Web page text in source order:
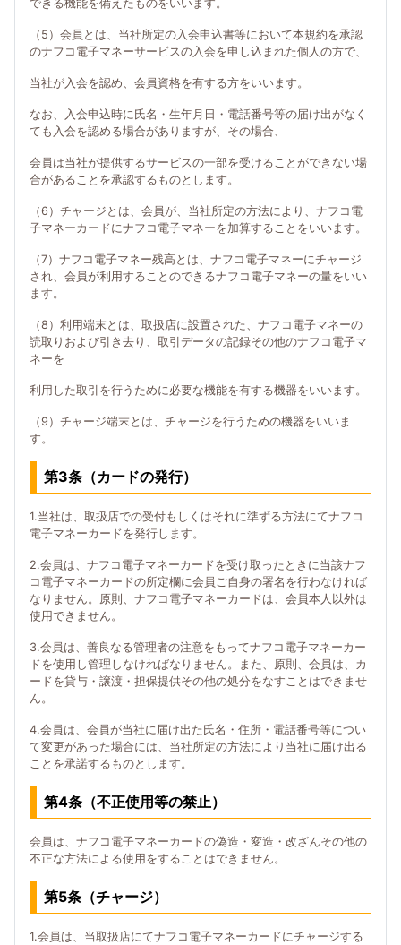
できる機能を備えたものをいいます。
（5）会員とは、当社所定の入会申込書等において本規約を承認
のナフコ電子マネーサービスの入会を申し込まれた個人の方で、
当社が入会を認め、会員資格を有する方をいいます。
なお、入会申込時に氏名・生年月日・電話番号等の届け出がなく
ても入会を認める場合がありますが、その場合、
会員は当社が提供するサービスの一部を受けることができない場
合があることを承認するものとします。
（6）チャージとは、会員が、当社所定の方法により、ナフコ電
子マネーカードにナフコ電子マネーを加算することをいいます。
（7）ナフコ電子マネー残高とは、ナフコ電子マネーにチャージ
され、会員が利用することのできるナフコ電子マネーの量をいい
ます。
（8）利用端末とは、取扱店に設置された、ナフコ電子マネーの
読取りおよび引き去り、取引データの記録その他のナフコ電子マ
ネーを
利用した取引を行うために必要な機能を有する機器をいいます。
（9）チャージ端末とは、チャージを行うための機器をいいま
す。
第3条（カードの発行）
1.当社は、取扱店での受付もしくはそれに準ずる方法にてナフコ
電子マネーカードを発行します。
2.会員は、ナフコ電子マネーカードを受け取ったときに当該ナフ
コ電子マネーカードの所定欄に会員ご自身の署名を行わなければ
なりません。原則、ナフコ電子マネーカードは、会員本人以外は
使用できません。
3.会員は、善良なる管理者の注意をもってナフコ電子マネーカー
ドを使用し管理しなければなりません。また、原則、会員は、カ
ードを貸与・譲渡・担保提供その他の処分をなすことはできませ
ん。
4.会員は、会員が当社に届け出た氏名・住所・電話番号等につい
て変更があった場合には、当社所定の方法により当社に届け出る
ことを承諾するものとします。
第4条（不正使用等の禁止）
会員は、ナフコ電子マネーカードの偽造・変造・改ざんその他の
不正な方法による使用をすることはできません。
第5条（チャージ）
1.会員は、当取扱店にてナフコ電子マネーカードにチャージする